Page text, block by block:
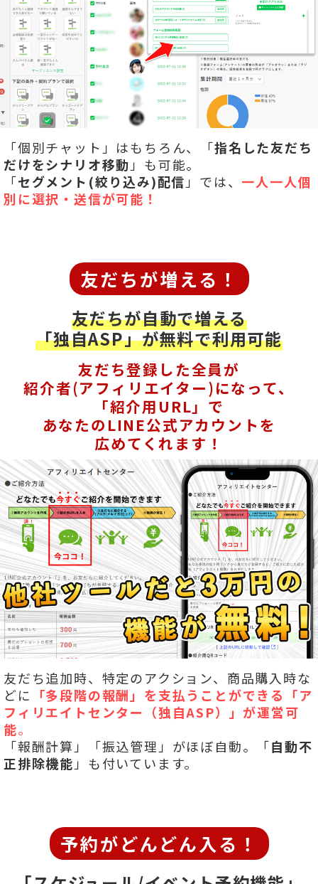
「個別チャット」はもちろん、「指名した友だち
だけをシナリオ移動 」も可能。
「セグメント(絞り込み)配信 」では、 一人一人個
別に選択・送信が可能！
友だちが増える！
友だちが自動で増える
「独自ASP」が無料で利用可能
友だち登録した全員が
紹介者(アフィリエイター)になって、
「紹介用URL」で
あなたのLINE公式アカウントを
広めてくれます！
友だち追加時、特定のアクション、商品購入時な
どに 「多段階の報酬」を支払うことができる「ア
フィリエイトセンター（独自ASP）」が運営可
能。
「報酬計算」「振込管理」がほぼ自動。「自動不
正排除機能 」も付いています。
予約がどんどん入る！